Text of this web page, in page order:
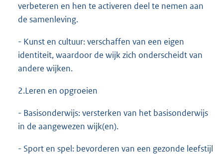
verbeteren en hen te activeren deel te nemen aan
de samenleving.
- Kunst en cultuur: verschaffen van een eigen
identiteit, waardoor de wijk zich onderscheidt van
andere wijken.
2.Leren en opgroeien
- Basisonderwijs: versterken van het basisonderwijs
in de aangewezen wijk(en).
- Sport en spel: bevorderen van een gezonde leefstijl